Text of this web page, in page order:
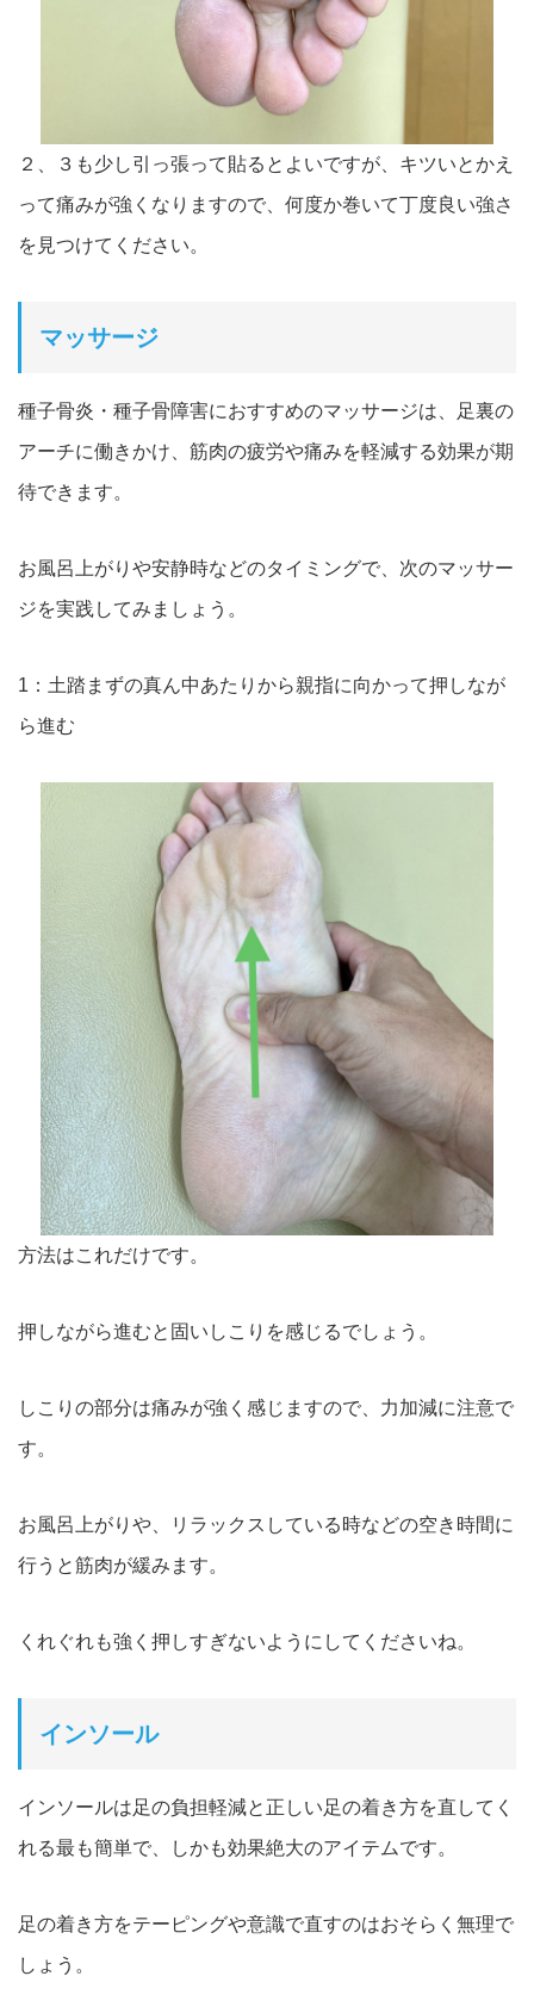
２、３も少し引っ張って貼るとよいですが、キツいとかえ
って痛みが強くなりますので、何度か巻いて丁度良い強さ
を見つけてください。
マッサージ
種子骨炎・種子骨障害におすすめのマッサージは、足裏の
アーチに働きかけ、筋肉の疲労や痛みを軽減する効果が期
待できます。
お風呂上がりや安静時などのタイミングで、次のマッサー
ジを実践 してみましょう。
1：土踏まずの真ん中あたりから親指に向かって押しなが
ら進む
方法はこれだけです。
押しながら進むと固いしこりを感じるでしょう。
しこりの部分は痛みが強く感じますので、力加減に注意で
す。
お風呂上がりや、リラックスしている時などの空き時間に
行うと筋肉が緩みます。
くれぐれも強く押しすぎないようにしてくださいね。
インソール
インソールは足の負担軽減と正しい足の着き方を直してく
れる最も簡単で、しかも効果絶大のアイテムです。
足の着き方をテーピングや意識で直すのはおそらく無理で
しょう。